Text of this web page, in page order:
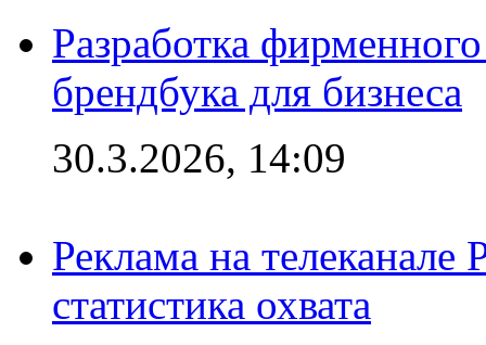
Разработка
брендбука для бизнеса
30.3.2026, 14:09
Реклама на
статистика охвата